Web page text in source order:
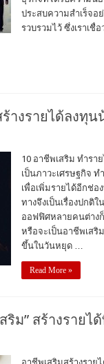
ประสบความสำเร็จอ
รวบรวมไว้ ซึ่งเราเชื่
างรายได้ลงทุน
10 อาชีพเสริม ทำรา
เป็นภาวะเศรษฐกิจ
เพื่อเพิ่มรายได้อีกช่อ
ทางจึงเป็นเรื่องปกติ
ออฟฟิศหลายคนต่าง
หรือจะเป็นอาชีพเสริ
ขึ้นในวันหยุด …
Read More »
ม” สร้างรายไ